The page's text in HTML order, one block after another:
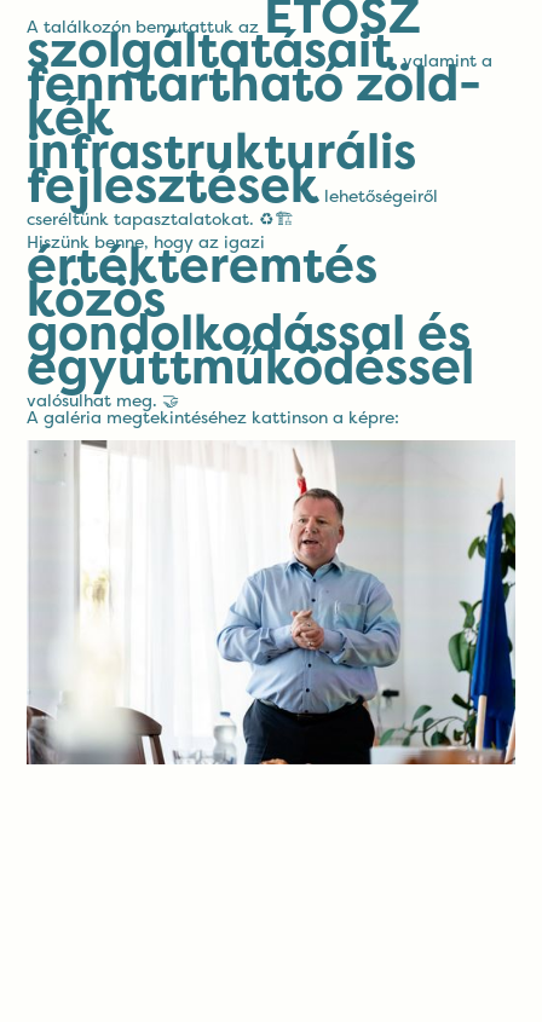
A találkozón bemutattuk az ÉTOSZ
szolgáltatásait, valamint a
fenntartható zöld-
kék
infrastrukturális
fejlesztések lehetőségeiről
cseréltünk tapasztalatokat. ♻️🏗️
Hiszünk benne, hogy az igazi
értékteremtés
közös
gondolkodással és
együttműködéssel
valósulhat meg. 🤝
A galéria megtekintéséhez kattinson a képre: